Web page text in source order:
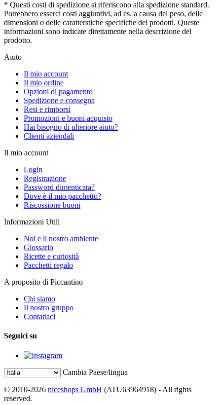
* Questi costi di spedizione si riferiscono alla spedizione standard.
Potrebbero esserci costi aggiuntivi, ad es. a causa del peso, delle
dimensioni o delle caratterstiche specifiche dei prodotti. Queste
informazioni sono indicate direttamente nella descrizione del
prodotto.
Aiuto
Il mio account
Il mio ordine
Opzioni di pagamento
Spedizione e consegna
Resi e rimborsi
Promozioni e buoni acquisto
Hai bisogno di ulteriore aiuto?
Clienti aziendali
Il mio account
Login
Registrazione
Password dimenticata?
Dove è il mio pacchetto?
Riscossione buoni
Informazioni Utili
Noi e il nostro ambiente
Glossario
Ricette e curiosità
Pacchetti regalo
A proposito di Piccantino
Chi siamo
Il nostro gruppo
Contattaci
Seguici su
Cambia Paese/lingua
© 2010-2026 niceshops GmbH (ATU63964918) - All rights
reserved.